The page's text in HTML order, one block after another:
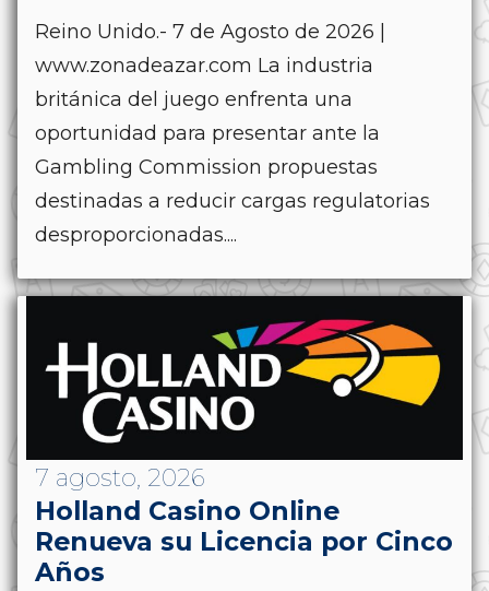
Reino Unido.- 7 de Agosto de 2026 |
www.zonadeazar.com La industria
británica del juego enfrenta una
oportunidad para presentar ante la
Gambling Commission propuestas
destinadas a reducir cargas regulatorias
desproporcionadas....
7 agosto, 2026
Holland Casino Online
Renueva su Licencia por Cinco
Años